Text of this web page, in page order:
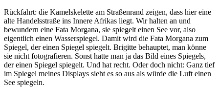
Rückfahrt: die Kamelskelette am Straßenrand zeigen, dass hier eine
alte Handelsstraße ins Innere Afrikas liegt. Wir halten an und
bewundern eine Fata Morgana, sie spiegelt einen See vor, also
eigentlich einen Wasserspiegel. Damit wird die Fata Morgana zum
Spiegel, der einen Spiegel spiegelt. Brigitte behauptet, man könne
sie nicht fotografieren. Sonst hatte man ja das Bild eines Spiegels,
der einen Spiegel spiegelt. Und hat recht. Oder doch nicht: Ganz tief
im Spiegel meines Displays sieht es so aus als würde die Luft einen
See spiegeln.